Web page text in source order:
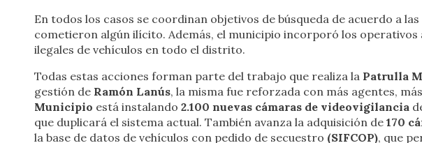
En todos los casos se coordinan objetivos de búsqueda de acuerdo a
cometieron algún ilícito. Además, el municipio incorporó los
ilegales de vehículos en todo el distrito.
Todas estas acciones forman parte del trabajo que realiza la Patrulla
gestión de Ramón Lanús, la misma fue reforzada con más agentes,
Municipio está instalando 2.100 nuevas cámaras de videovigilancia
que duplicará el sistema actual. También avanza la adquisición de 170
la base de datos de vehículos con pedido de secuestro (SIFCOP), que